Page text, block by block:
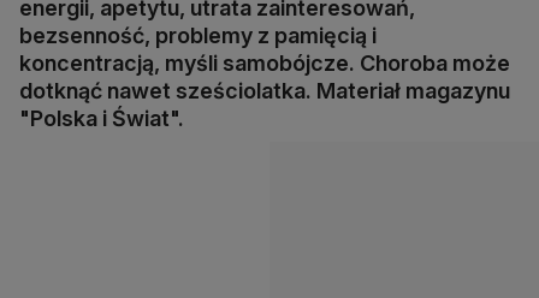
energii, apetytu, utrata zainteresowań,
bezsenność, problemy z pamięcią i
koncentracją, myśli samobójcze. Choroba może
dotknąć nawet sześciolatka. Materiał magazynu
"Polska i Świat".